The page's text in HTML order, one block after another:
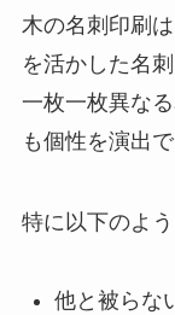
木の名刺印刷
を活かした名
一枚一枚異な
も個性を演出で
特に以下のよ
他と被らな